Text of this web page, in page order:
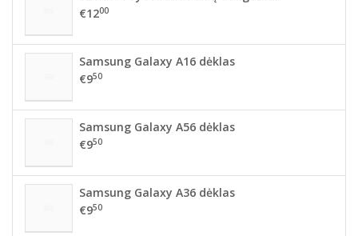
€1200
Samsung Galaxy A16 dėklas
€950
Samsung Galaxy A56 dėklas
€950
Samsung Galaxy A36 dėklas
€950